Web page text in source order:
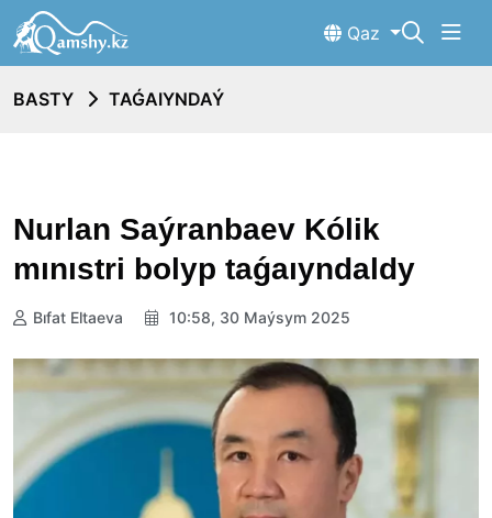
Qaz
BASTY TAǴAIYNDAÝ
Nurlan Saýranbaev Kólik
mınıstri bolyp taǵaıyndaldy
Bıfat Eltaeva 10:58, 30 Maýsym 2025